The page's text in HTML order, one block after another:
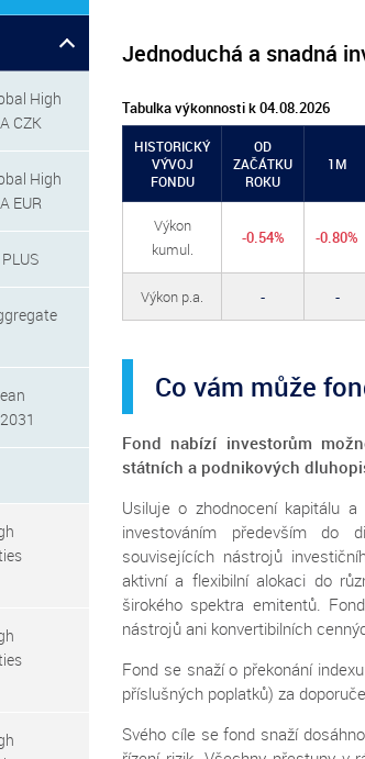
High
CZK
High
EUR
Jednoduchá a snadná
Tabulka výkonnosti k 04.08.2026
HISTORICKÝ
VÝVOJ
FONDU
OD
ZAČÁTKU
ROKU
1M
Výkon
kumul.
-0.54% -0.80%
Výkon p.a. - -
Co vám může
Fond nabízí investorům
státních a podnikových
Usiluje o zhodnocení kapitálu
investováním především do
souvisejících nástrojů
aktivní a flexibilní alokaci do
širokého spektra emitentů.
nástrojů ani konvertibilních
Fond se snaží o překonání
příslušných poplatků) za
Svého cíle se fond snaží